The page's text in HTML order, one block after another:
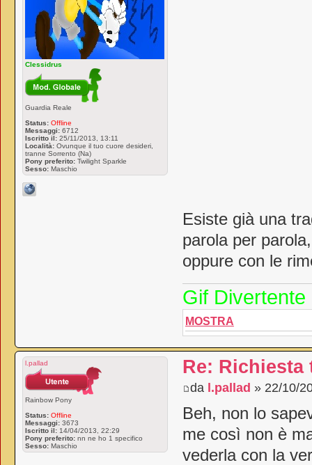
Esiste già una
parola per
oppure con le
Gif Divertente
MOSTRA
Clessidrus
Guardia Reale
Status: Offline
Messaggi: 6712
Iscritto il: 25/11/2013, 13:11
Località: Ovunque il tuo cuore desideri,
tranne Sorrento (Na)
Pony preferito: Twilight Sparkle
Sesso: Maschio
Re:
da l.pallad » 22/10/
Beh, non lo
me così non è
vederla con la
l.pallad
Rainbow Pony
Status: Offline
Messaggi: 3673
Iscritto il: 14/04/2013, 22:29
Pony preferito: nn ne ho 1 specifico
Sesso: Maschio